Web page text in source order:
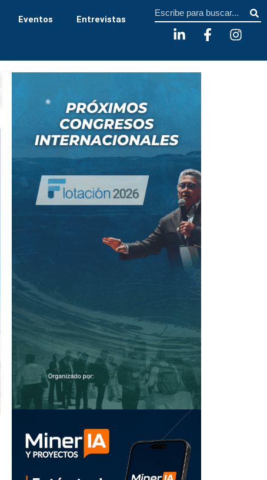
Eventos Entrevistas